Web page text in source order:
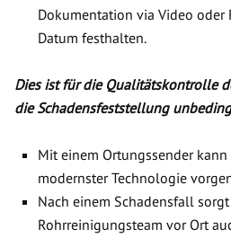
Dokumentation via Video oder
Datum festhalten.
Dies ist für die Qualitätskontrolle
die Schadensfeststellung
Mit einem Ortungssender
modernster Technologie
Nach einem Schadensfall
Rohrreinigungsteam vor Ort